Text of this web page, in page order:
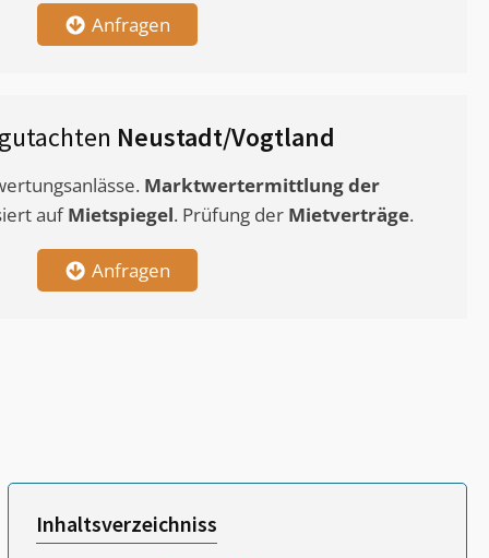
Anfragen
Neustadt/Vogtland
Marktwertermittlungder
aufMietspiegel. Prüfung der Mietverträge.
Anfragen
Inhaltsverzeichniss